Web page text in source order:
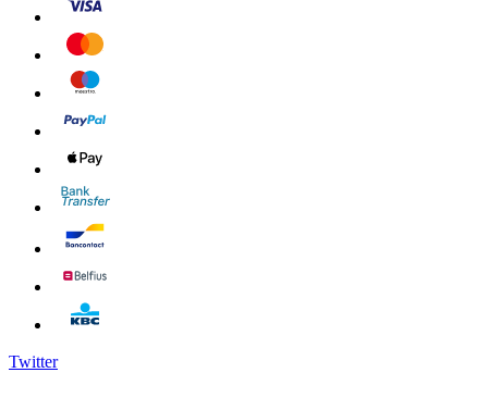
Twitter